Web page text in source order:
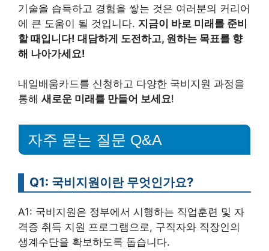
기술을 습득하고 경험을 쌓는 것은 여러분의 커리어
에 큰 도움이 될 것입니다. 지금이 바로 미래를 준비
할 때입니다! 대담하게 도전하고, 원하는 목표를 향
해 나아가세요!
내일배움카드를 신청하고 다양한 국비지원 과정을
통해 새로운 미래를 만들어 보세요!
자주 묻는 질문 Q&A
Q1: 국비지원이란 무엇인가요?
A1: 국비지원은 정부에서 시행하는 직업훈련 및 자
격증 취득 지원 프로그램으로, 구직자와 직장인의
생계수단을 확보하도록 돕습니다.